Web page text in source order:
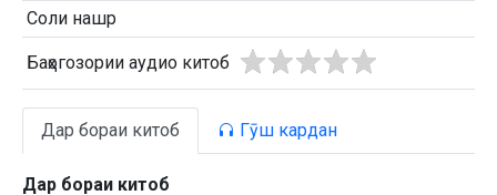
Соли нашр
Баҳогозории аудио китоб
Дар бораи китоб Гӯш кардан
Дар бораи китоб